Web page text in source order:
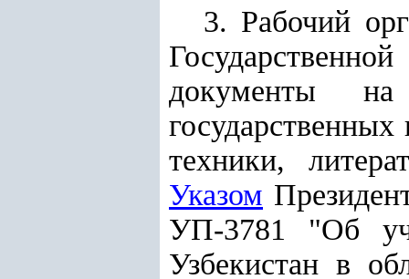
3. Рабочий
документы
техники,
Указом
УП-3781 "Об
Узбекистан в